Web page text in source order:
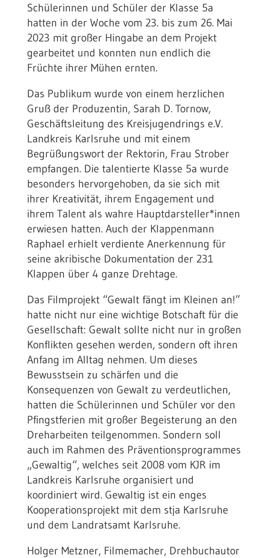
Schülerinnen und Schüler der Klasse 5a
hatten in der Woche vom 23. bis zum 26. Mai
2023 mit großer Hingabe an dem Projekt
gearbeitet und konnten nun endlich die
Früchte ihrer Mühen ernten.
Das Publikum wurde von einem herzlichen
Gruß der Produzentin, Sarah D. Tornow,
Geschäftsleitung des Kreisjugendrings e.V.
Landkreis Karlsruhe und mit einem
Begrüßungswort der Rektorin, Frau Strober
empfangen. Die talentierte Klasse 5a wurde
besonders hervorgehoben, da sie sich mit
ihrer Kreativität, ihrem Engagement und
ihrem Talent als wahre Hauptdarsteller*innen
erwiesen hatten. Auch der Klappenmann
Raphael erhielt verdiente Anerkennung für
seine akribische Dokumentation der 231
Klappen über 4 ganze Drehtage.
Das Filmprojekt “Gewalt fängt im Kleinen an!”
hatte nicht nur eine wichtige Botschaft für die
Gesellschaft: Gewalt sollte nicht nur in großen
Konflikten gesehen werden, sondern oft ihren
Anfang im Alltag nehmen. Um dieses
Bewusstsein zu schärfen und die
Konsequenzen von Gewalt zu verdeutlichen,
hatten die Schülerinnen und Schüler vor den
Pfingstferien mit großer Begeisterung an den
Dreharbeiten teilgenommen. Sondern soll
auch im Rahmen des Präventionsprogrammes
„Gewaltig“, welches seit 2008 vom KJR im
Landkreis Karlsruhe organisiert und
koordiniert wird. Gewaltig ist ein enges
Kooperationsprojekt mit dem stja Karlsruhe
und dem Landratsamt Karlsruhe.
Holger Metzner, Filmemacher, Drehbuchautor